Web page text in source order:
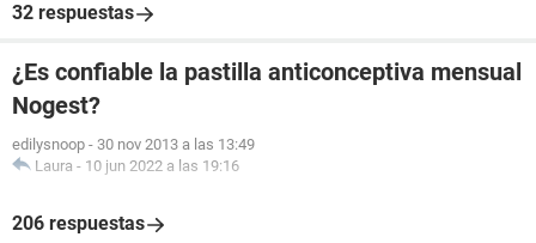
32 respuestas
¿Es confiable la pastilla anticonceptiva mensual
Nogest?
edilysnoop - 30 nov 2013 a las 13:49
Laura - 10 jun 2022 a las 19:16
206 respuestas